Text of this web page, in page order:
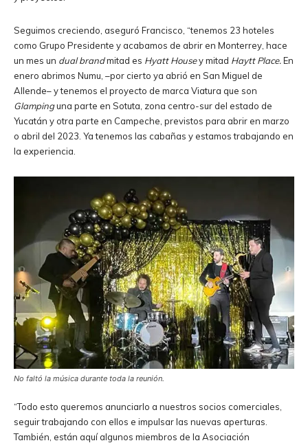
Seguimos creciendo, aseguró Francisco, “tenemos 23 hoteles
como Grupo Presidente y acabamos de abrir en Monterrey, hace
un mes un dual brandmitad es Hyatt Housey mitad Haytt Place.En
enero abrimos Numu, –por cierto ya abrió en San Miguel de
Allende– y tenemos el proyecto de marca Viatura que son
Glampinguna parte en Sotuta, zona centro-sur del estado de
Yucatán y otra parte en Campeche, previstos para abrir en marzo
o abril del 2023. Ya tenemos las cabañas y estamos trabajando en
la experiencia.
No faltó la música durante toda la reunión.
“Todo esto queremos anunciarlo a nuestros socios comerciales,
seguir trabajando con ellos e impulsar las nuevas aperturas.
También, están aquí algunos miembros de la Asociación